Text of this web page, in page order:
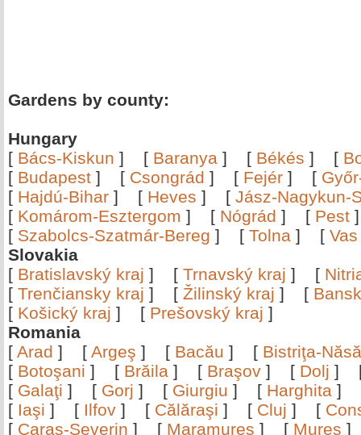
Gardens by county:
Hungary
[ Bács-Kiskun ] [ Baranya ] [ Békés ] [
[ Budapest ] [ Csongrád ] [ Fejér ] [
[ Hajdú-Bihar ] [ Heves ] [ Jász-Nagykun-
[ Komárom-Esztergom ] [ Nógrád ] [ Pest
[ Szabolcs-Szatmár-Bereg ] [ Tolna ] [ Vas
Slovakia
[ Bratislavský kraj ] [ Trnavský kraj ] [
[ Trenčiansky kraj ] [ Žilinský kraj ] [
[ Košický kraj ] [ Prešovský kraj ]
Romania
[ Arad ] [ Argeş ] [ Bacău ] [ Bistriţa-
[ Botoşani ] [ Brăila ] [ Braşov ] [ Dolj ]
[ Galaţi ] [ Gorj ] [ Giurgiu ] [ Harghita ]
[ Iaşi ] [ Ilfov ] [ Călăraşi ] [ Cluj ] [
[ Caraş-Severin ] [ Maramureş ] [ Mureş